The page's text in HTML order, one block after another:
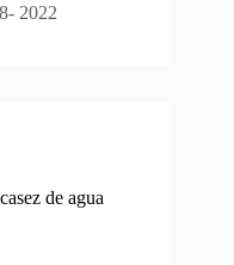
2022
de agua